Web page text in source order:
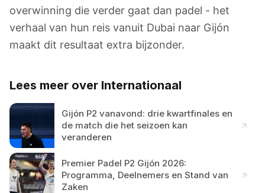
overwinning die verder gaat dan padel - het
verhaal van hun reis vanuit Dubai naar Gijón
maakt dit resultaat extra bijzonder.
Lees meer over Internationaal
Gijón P2 vanavond: drie kwartfinales en
de match die het seizoen kan
veranderen
Premier Padel P2 Gijón 2026:
Programma, Deelnemers en Stand van
Zaken